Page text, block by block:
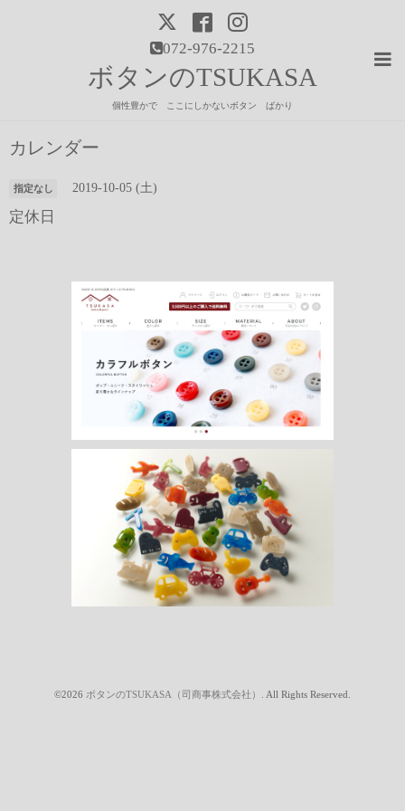
072-976-2215
ボタンのTSUKASA
個性豊かで ここにしかないボタン ばかり
カレンダー
指定なし 2019-10-05 (土)
定休日
©2026 ボタンのTSUKASA（司商事株式会社） . All Rights Reserved.